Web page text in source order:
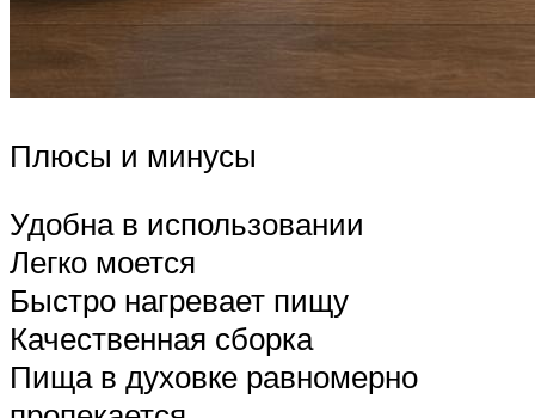
Плюсы и минусы
Удобна в использовании
Легко моется
Быстро нагревает пищу
Качественная сборка
Пища в духовке равномерно